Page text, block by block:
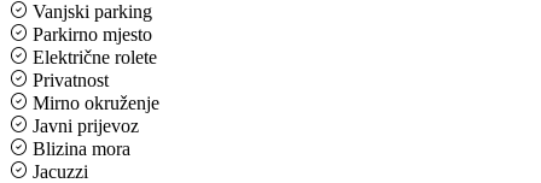
Vanjski parking
Parkirno mjesto
Električne rolete
Privatnost
Mirno okruženje
Javni prijevoz
Blizina mora
Jacuzzi